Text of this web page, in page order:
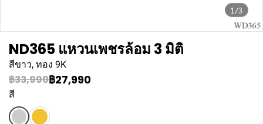
1/3
ND365 แหวนเพชรล้อม 3 มิติ
สีขาว, ทอง 9K
฿33,990฿27,990
สี